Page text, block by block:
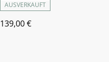
AUSVERKAUFT
139,00 €